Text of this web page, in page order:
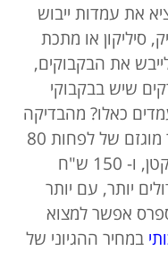
את עמדות ייבוש
סיליקון או מתכת
את הבקבוקים,
שיש בבקבוקי
כאלו? מהבדיקה
שלנו, בארץ תצטרכו לשלם מחיר מוגזם של לפחות 80
ש"ח עבור מתקן ייבוש בקבוקים קטן, ו- 150 ש"ח
יותר, עם יותר
אפשר למצוא
במחיר ההגיוני של